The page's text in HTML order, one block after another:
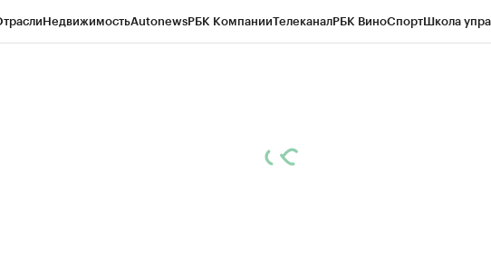
НедвижимостьAutonewsРБК КомпанииТелеканалРБК ВиноСпортШкола